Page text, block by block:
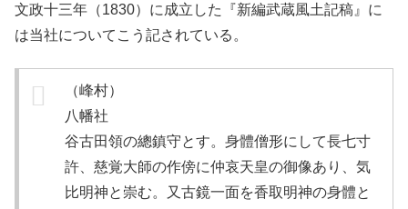
文政十三年（1830）に成立した『新編武蔵風土記稿』に
は当社についてこう記されている。
（峰村）
八幡社
谷古田領の總鎮守とす。身體僧形にして長七寸
許、慈覚大師の作傍に仲哀天皇の御像あり、気
比明神と崇む。又古鏡一面を香取明神の身體と